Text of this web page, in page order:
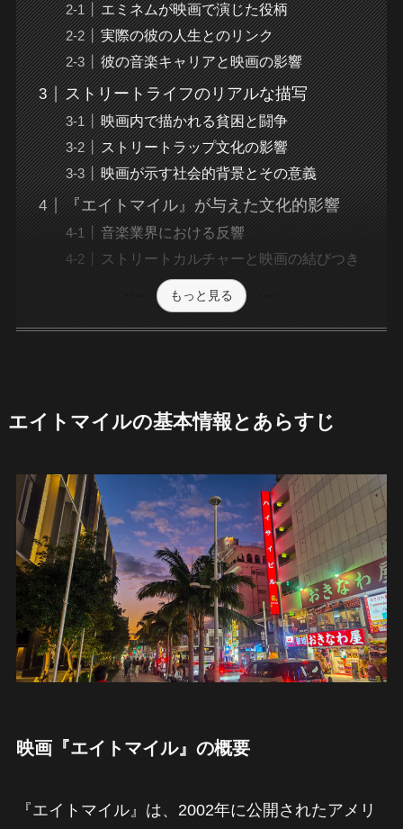
エミネムが映画で演じた役柄
実際の彼の人生とのリンク
彼の音楽キャリアと映画の影響
ストリートライフのリアルな描写
映画内で描かれる貧困と闘争
ストリートラップ文化の影響
映画が示す社会的背景とその意義
『エイトマイル』が与えた文化的影響
音楽業界における反響
ストリートカルチャーと映画の結びつき
もっと見る
エイトマイルの基本情報とあらすじ
映画『エイトマイル』の概要
『エイトマイル』は、2002年に公開されたアメリ